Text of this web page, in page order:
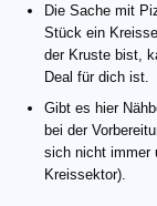
Die Sache mit
Stück ein
der Kruste bist,
Deal für dich ist.
Gibt es hier
bei der
sich nicht immer
Kreissektor).